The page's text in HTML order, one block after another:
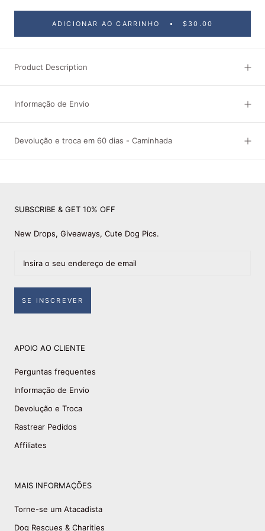
ADICIONAR AO CARRINHO $30.00
Product Description
Informação de Envio
Devolução e troca em 60 dias - Caminhada
SUBSCRIBE & GET 10% OFF
New Drops, Giveaways, Cute Dog Pics.
SE INSCREVER
APOIO AO CLIENTE
Perguntas frequentes
Informação de Envio
Devolução e Troca
Rastrear Pedidos
Affiliates
MAIS INFORMAÇÕES
Torne-se um Atacadista
Dog Rescues & Charities